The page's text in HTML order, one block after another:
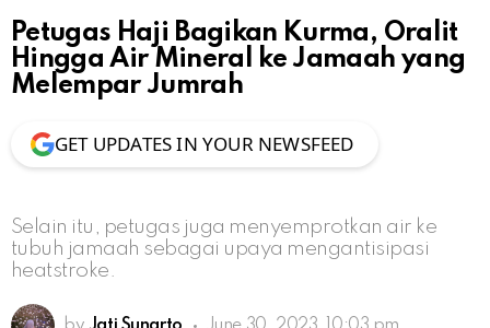
Petugas Haji Bagikan Kurma, Oralit
Hingga Air Mineral ke Jamaah yang
Melempar Jumrah
GET UPDATES IN YOUR NEWSFEED
Selain itu, petugas juga menyemprotkan air ke
tubuh jamaah sebagai upaya mengantisipasi
heatstroke.